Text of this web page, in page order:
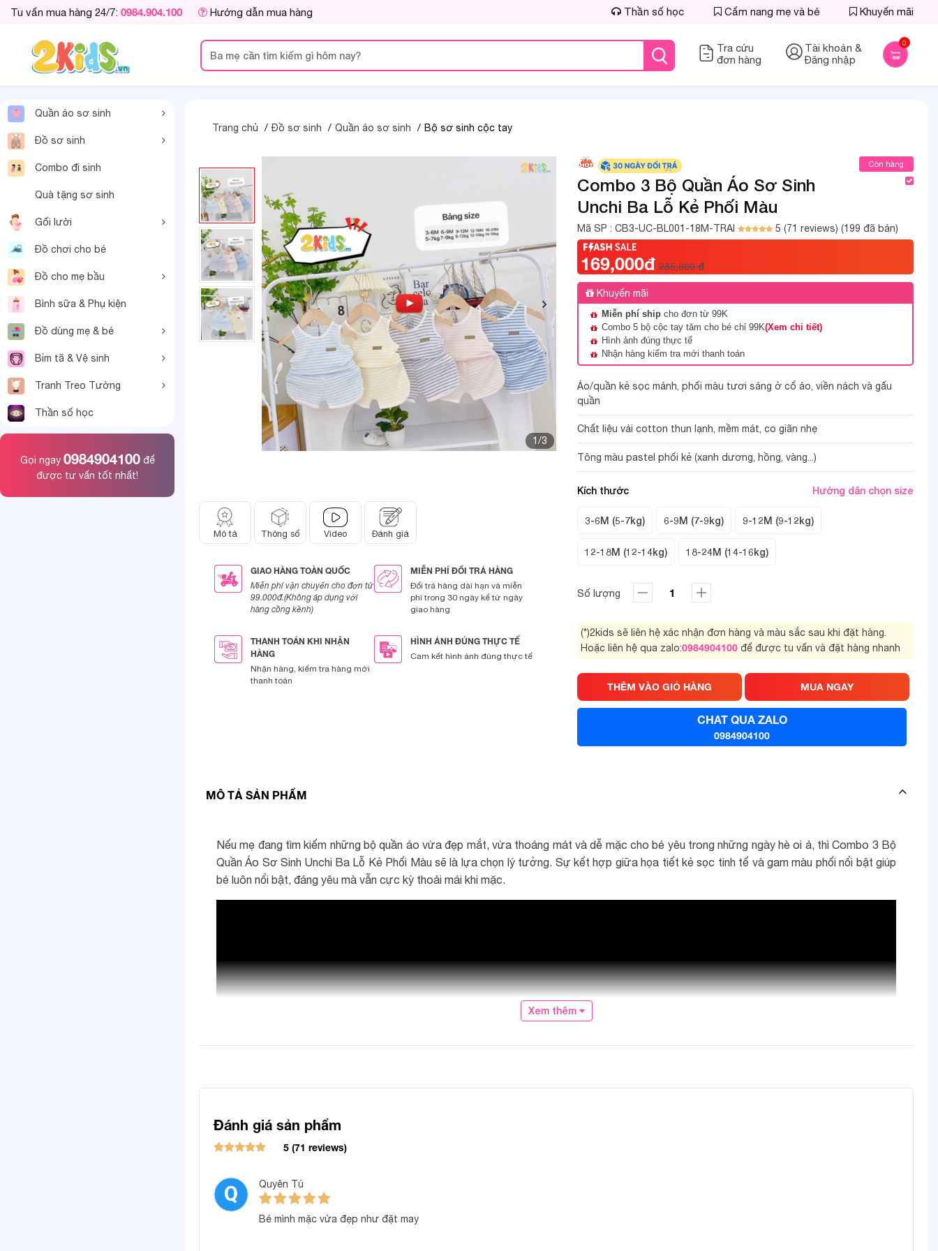
Tu vấn mua hàng 24/7: 0984.904.100 Hướng dẫn mua hàng Thần số học Cẩm nang mẹ và bé Khuyến mãi
Tra cứu
đơn hàng
Tài khoản &
Đăng nhập
0
Quần áo sơ sinh
Đồ sơ sinh
Combo đi sinh
Quà tặng sơ sinh
Gối lười
Đồ chơi cho bé
Đồ cho mẹ bầu
Bình sữa & Phụ kiện
Đồ dùng mẹ & bé
Bỉm tã & Vệ sinh
Tranh Treo Tường
Thần số học
Gọi ngay 0984904100để
được tư vấn tốt nhất!
Trang chủ Đồ sơ sinh Quần áo sơ sinh Bộ sơ sinh cộc tay
1/3 2/3
Mô tả Thông số Video Đánh giá
GIAO HÀNG TOÀN QUỐC
Miễn phí vận chuyển cho đơn từ
99.000đ.(Không áp dụng với
hàng cồng kềnh)
MIỄN PHÍ ĐỔI TRẢ HÀNG
Đổi trả hàng dài hạn và miễn
phí trong 30 ngày kể từ ngày
giao hàng
THANH TOÁN KHI NHẬN
HÀNG
Nhận hàng, kiểm tra hàng mới
thanh toán
HÌNH ẢNH ĐÚNG THỰC TẾ
Cam kết hình ảnh đúng thực tế
Combo 3 Bộ Quần Áo Sơ Sinh
Unchi Ba Lỗ Kẻ Phối Màu
Còn hàng
Mã SP : CB3-UC-BL001-18M-TRAI 5 (71 reviews) (199 đã bán)
169,000đ 285,000 đ
Khuyến mãi
Miễn phí ship cho đơn từ 99K
Combo 5 bộ cộc tay tăm cho bé chỉ 99K(Xem chi tiết)
Hình ảnh đúng thực tế
Nhận hàng kiểm tra mới thanh toán
Áo/quần kẻ sọc mảnh, phối màu tươi sáng ở cổ áo, viền nách và gấu
quần
Chất liệu vải cotton thun lạnh, mềm mát, co giãn nhẹ
Tông màu pastel phối kẻ (xanh dương, hồng, vàng...)
Kích thước Hướng dẫn chọn size
3-6M (5-7kg) 6-9M (7-9kg) 9-12M (9-12kg)
12-18M (12-14kg) 18-24M (14-16kg)
Số lượng
(*)2kids sẽ liên hệ xác nhận đơn hàng và màu sắc sau khi đặt hàng.
Hoặc liên hệ qua zalo:0984904100 để được tu vấn và đặt hàng nhanh
THÊM VÀO GIỎ HÀNG MUA NGAY
CHAT QUA ZALO
0984904100
MÔ TẢ SẢN PHẨM
Nếu mẹ đang tìm kiếm những bộ quần áo vừa đẹp mắt, vừa thoáng mát và dễ mặc cho bé yêu trong những ngày hè oi ả, thì Combo 3 Bộ
Quần Áo Sơ Sinh Unchi Ba Lỗ Kẻ Phối Màu sẽ là lựa chọn lý tưởng. Sự kết hợp giữa họa tiết kẻ sọc tinh tế và gam màu phối nổi bật giúp
bé luôn nổi bật, đáng yêu mà vẫn cực kỳ thoải mái khi mặc.
Xem thêm
Đánh giá sản phẩm
5 (71 reviews)
Quyên Tú
Bé mình mặc vừa đẹp như đặt may